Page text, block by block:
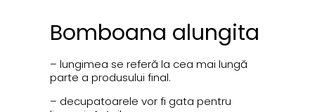
Bomboana alungita
– lungimea se referă la cea mai lungă
parte a produsului final.
– decupatoarele vor fi gata pentru